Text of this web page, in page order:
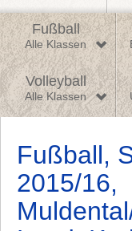
Fußball
Alle Klassen
Volleyball
Alle Klassen
Fußball,
2015/16,